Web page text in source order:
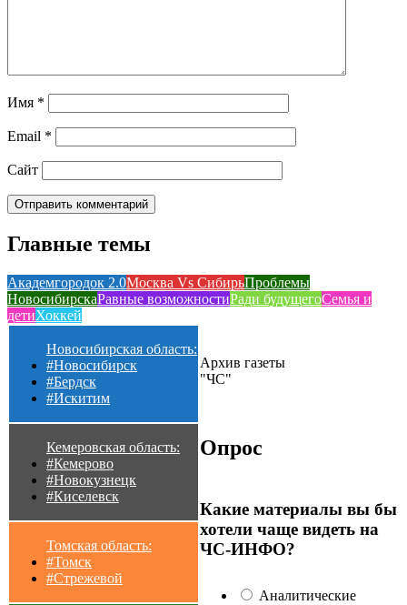
Имя *
Email *
Сайт
Главные темы
Академгородок 2.0Москва Vs СибирьПроблемы
НовосибирскаРавные возможностиРади будущегоСемья и
детиХоккей
Новосибирская область:
#Новосибирск
#Бердск
#Искитим
Кемеровская область:
#Кемерово
#Новокузнецк
#Киселевск
Томская область:
#Томск
#Стрежевой
Архив газеты
"ЧС"
Опрос
Какие материалы вы бы
хотели чаще видеть на
ЧС-ИНФО?
Аналитические